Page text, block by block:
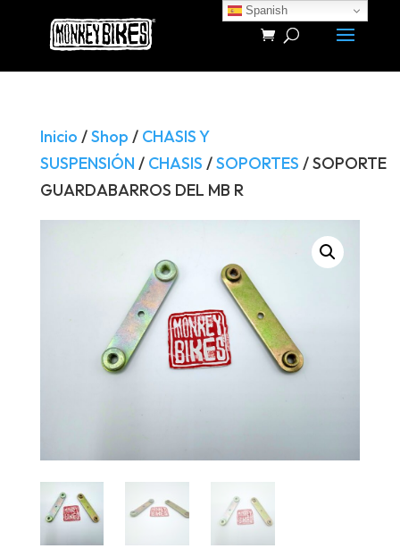
Búsqueda
productos
Inicio /Shop / CHASIS Y
SUSPENSIÓN / CHASIS /SOPORTES / SOPORTE
GUARDABARROS DEL MB R
Spanish